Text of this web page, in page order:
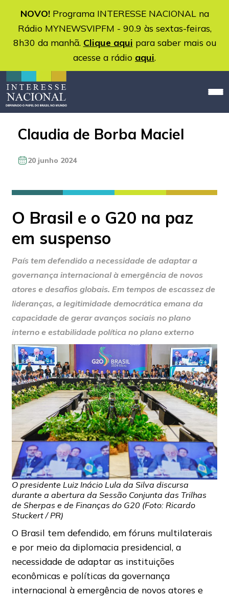
NOVO!Programa INTERESSE NACIONAL na
Rádio MYNEWSVIPFM - 90.9 às sextas-feiras,
8h30 da manhã. Clique aqui para saber mais ou
acesse a rádio aqui.
Claudia de Borba Maciel
20 junho 2024
O Brasil e o G20 na paz
em suspenso
País tem defendido a necessidade de adaptar a
governança internacional à emergência de novos
atores e desafios globais. Em tempos de escassez de
lideranças, a legitimidade democrática emana da
capacidade de gerar avanços sociais no plano
interno e estabilidade política no plano externo
O presidente Luiz Inácio Lula da Silva discursa
durante a abertura da Sessão Conjunta das Trilhas
de Sherpas e de Finanças do G20 (Foto: Ricardo
Stuckert / PR)
O Brasil tem defendido, em fóruns multilaterais
e por meio da diplomacia presidencial, a
necessidade de adaptar as instituições
econômicas e políticas da governança
internacional à emergência de novos atores e